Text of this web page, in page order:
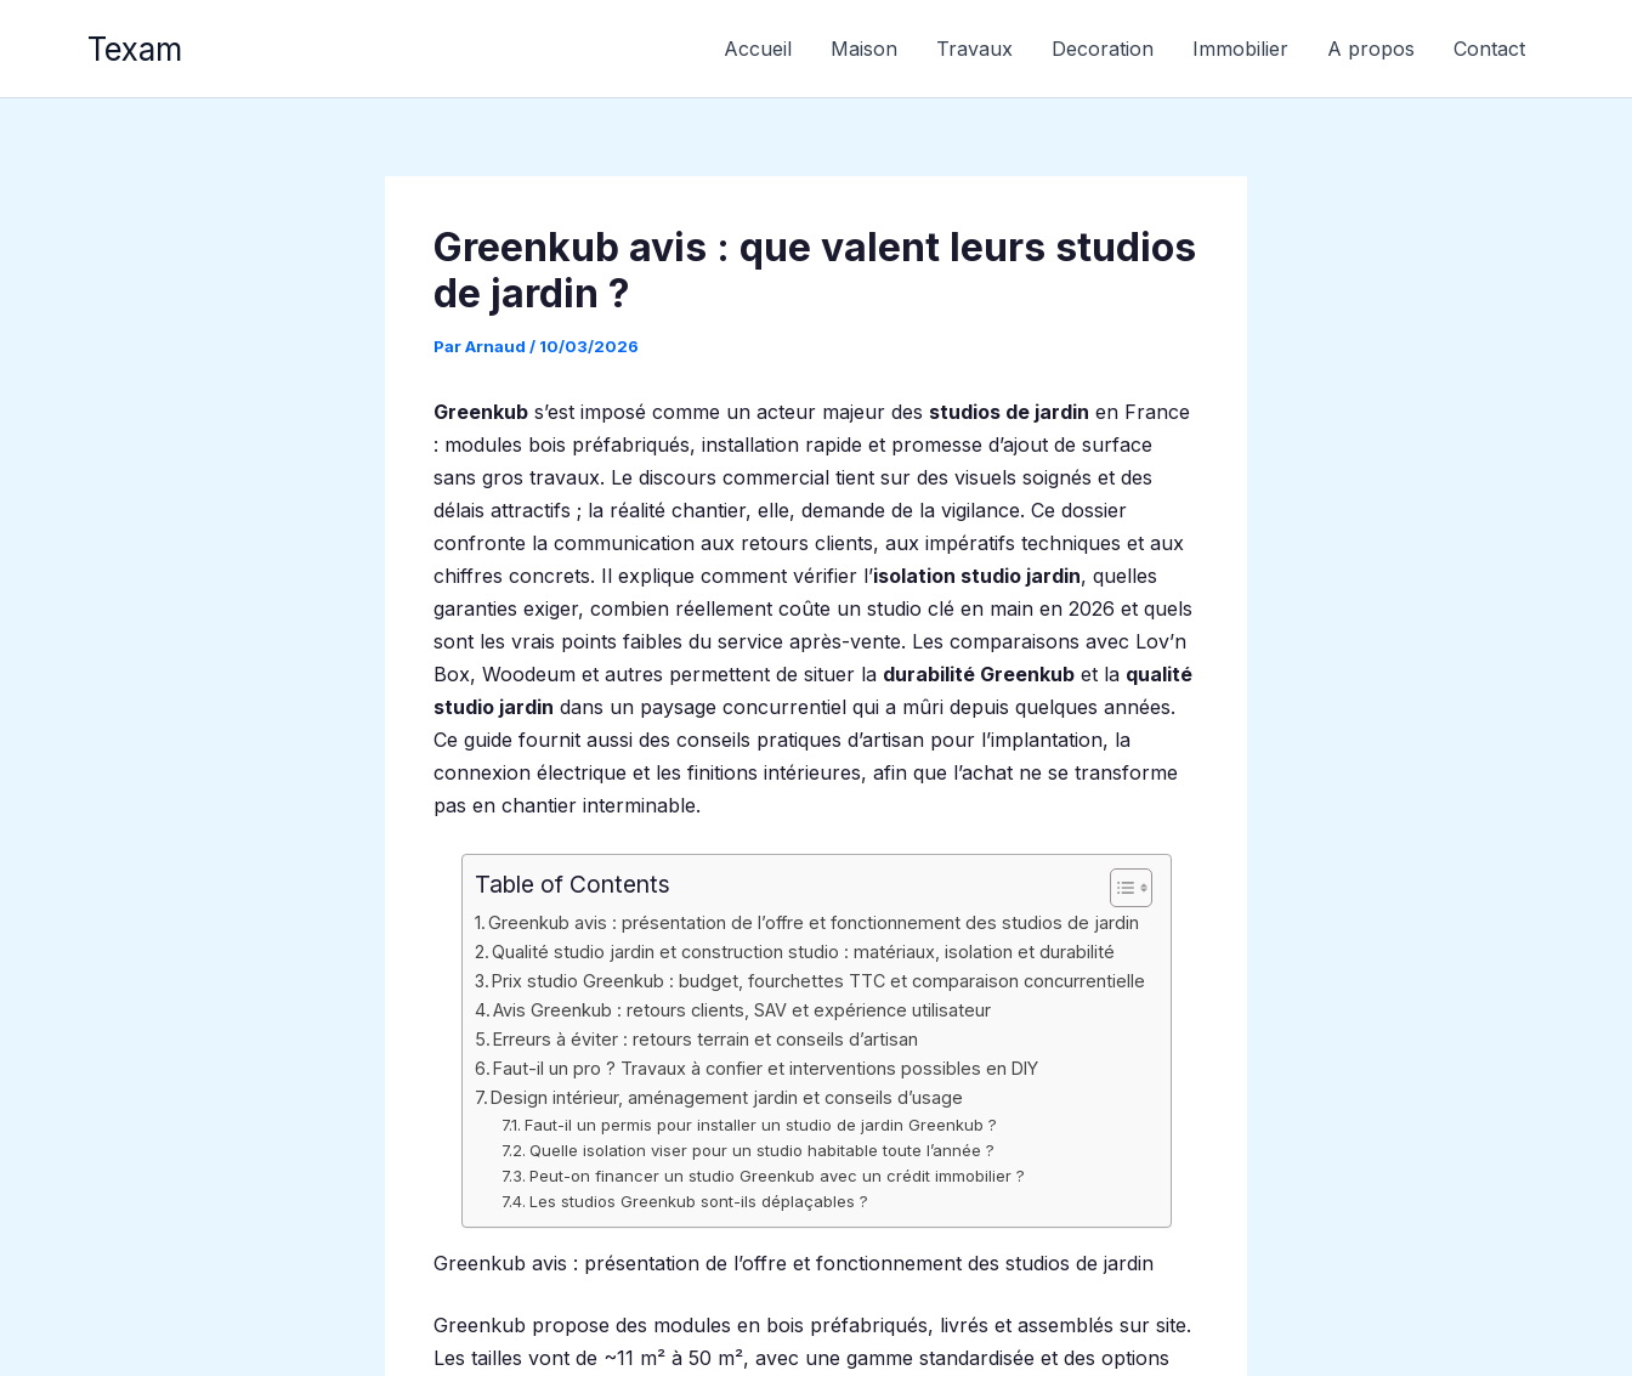
Texam Accueil Maison Travaux Decoration Immobilier A propos Contact
Greenkub avis : que valent leurs studios
de jardin ?
ParArnaud / 10/03/2026
Greenkub s’est imposé comme un acteur majeur des studios de jardin en France
: modules bois préfabriqués, installation rapide et promesse d’ajout de surface
sans gros travaux. Le discours commercial tient sur des visuels soignés et des
délais attractifs ; la réalité chantier, elle, demande de la vigilance. Ce dossier
confronte la communication aux retours clients, aux impératifs techniques et aux
chiffres concrets. Il explique comment vérifier l’isolation studio jardin, quelles
garanties exiger, combien réellement coûte un studio clé en main en 2026 et quels
sont les vrais points faibles du service après-vente. Les comparaisons avec Lov’n
Box, Woodeum et autres permettent de situer la durabilité Greenkub et la qualité
studio jardin dans un paysage concurrentiel qui a mûri depuis quelques années.
Ce guide fournit aussi des conseils pratiques d’artisan pour l’implantation, la
connexion électrique et les finitions intérieures, afin que l’achat ne se transforme
pas en chantier interminable.
Table of Contents
Greenkub avis : présentation de l’offre et fonctionnement des studios de jardin
Qualité studio jardin et construction studio : matériaux, isolation et durabilité
Prix studio Greenkub : budget, fourchettes TTC et comparaison concurrentielle
Avis Greenkub : retours clients, SAV et expérience utilisateur
Erreurs à éviter : retours terrain et conseils d’artisan
Faut-il un pro ? Travaux à confier et interventions possibles en DIY
Design intérieur, aménagement jardin et conseils d’usage
Faut-il un permis pour installer un studio de jardin Greenkub ?
Quelle isolation viser pour un studio habitable toute l’année ?
Peut-on financer un studio Greenkub avec un crédit immobilier ?
Les studios Greenkub sont-ils déplaçables ?
Greenkub avis : présentation de l’offre et fonctionnement des studios de jardin
Greenkub propose des modules en bois préfabriqués, livrés et assemblés sur site.
Les tailles vont de ~11 m² à 50 m², avec une gamme standardisée et des options